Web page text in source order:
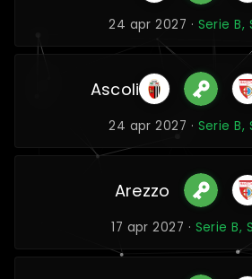
24 apr 2027 · Serie B,
Ascoli
24 apr 2027 · Serie B,
Arezzo
17 apr 2027 · Serie B,